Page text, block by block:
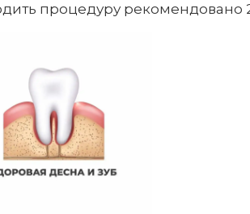
процедуру рекомендовано 2